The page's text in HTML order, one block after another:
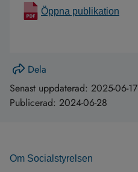
Öppna publikation
Dela
Senast uppdaterad: 2025-06-17
Publicerad: 2024-06-28
Om Socialstyrelsen